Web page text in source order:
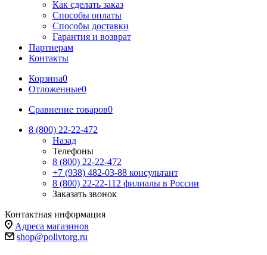
Как сделать заказ
Способы оплаты
Способы доставки
Гарантия и возврат
Партнерам
Контакты
Корзина0
Отложенные0
Сравнение товаров0
8 (800) 22-22-472
Назад
Телефоны
8 (800) 22-22-472
+7 (938) 482-03-88 консультант
8 (800) 22-22-112 филиалы в России
Заказать звонок
Контактная информация
Адреса магазинов
shop@polivtorg.ru